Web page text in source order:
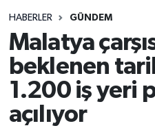
HABERLER GÜNDEM
Malatya
beklenen
1.200 iş yeri
açılıyor
Yaşam